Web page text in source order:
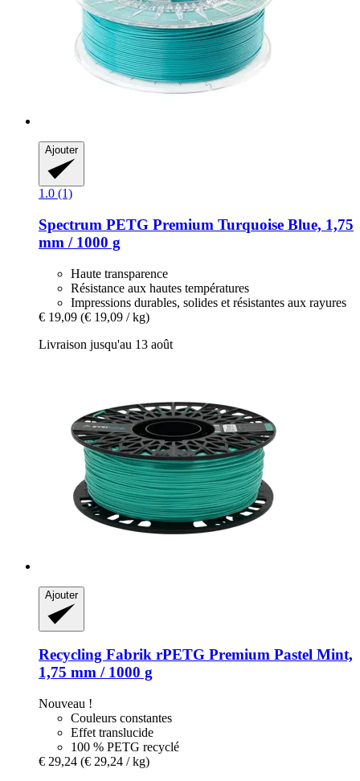
Ajouter
1.0 (1)
Spectrum PETG Premium Turquoise Blue, 1,75
mm / 1000 g
Haute transparence
Résistance aux hautes températures
Impressions durables, solides et résistantes aux rayures
€ 19,09 (€ 19,09 / kg)
Livraison jusqu'au 13 août
Ajouter
Recycling Fabrik rPETG Premium Pastel Mint,
1,75 mm / 1000 g
Nouveau !
Couleurs constantes
Effet translucide
100 % PETG recyclé
€ 29,24 (€ 29,24 / kg)